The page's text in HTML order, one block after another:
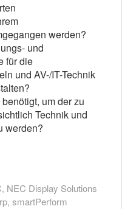
werden?
und
für die
und AV-/IT-Technik
um der zu
Technik und
werden?
, NEC Display Solutions
, smartPerform